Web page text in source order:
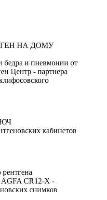
НА ДОМУ
бедра и пневмонии от
Центр - партнера
кабинетов
AGFA CR12-X -
снимков